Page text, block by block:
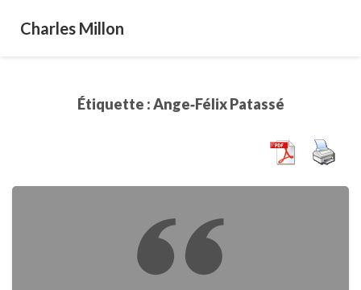
Charles Millon
Étiquette :Ange‐Félix Patassé